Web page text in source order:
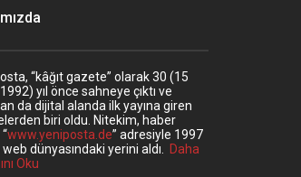
“kâğıt gazete” olarak 30 (15
yıl önce sahneye çıktı ve
da dijital alanda ilk yayına giren
biri oldu. Nitekim, haber
www.yeniposta.de” adresiyle 1997
web dünyasındaki yerini aldı.
Daha
Oku